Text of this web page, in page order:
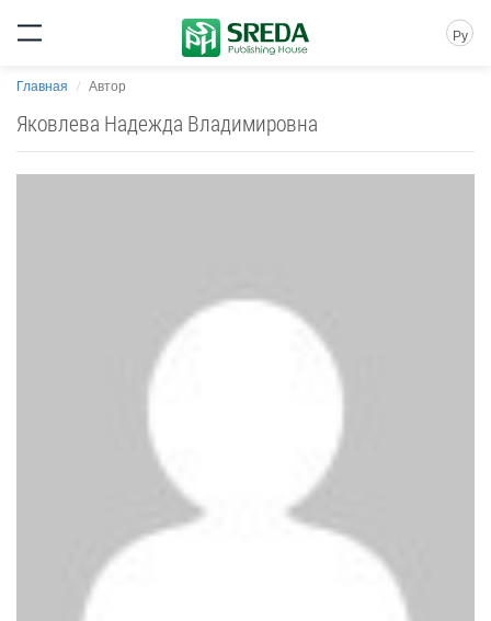
Ру
Главная Автор
Яковлева Надежда Владимировна